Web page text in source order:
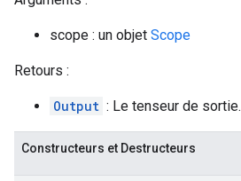
scope : un objet Scope
Retours :
Output : Le tenseur de sortie.
Constructeurs et Destructeurs